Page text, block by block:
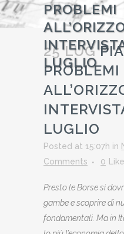
PROBLEMI
LUGLIO
25 LUG
PROBLEMI
LUGLIO
Posted at 15:07h in
Comments
0
Presto le Borse si
gambe e scoprire di
fondamentali. Ma in